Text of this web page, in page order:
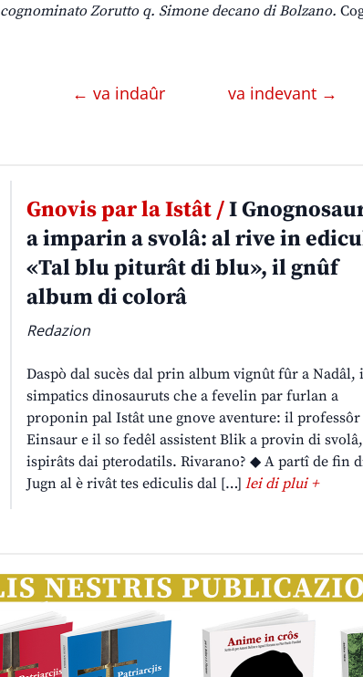
cognominato Zorutto q. Simone decano di Bolzano.
← va indaûr va indevant →
Gnovis par la Istât /I
a imparin a svolâ: al rive in
«Tal blu piturât di blu», il gnûf
album di colorâ
Redazion
Daspò dal sucès dal prin album vignût fûr a Nadâl, i
simpatics dinosauruts che a fevelin par furlan a
proponin pal Istât une gnove aventure: il professôr
Einsaur e il so fedêl assistent Blik a provin di svolâ,
ispirâts dai pterodatils. Rivarano? ◆ A partî de fin
Jugn al è rivât tes ediculis dal […] lei di plui +